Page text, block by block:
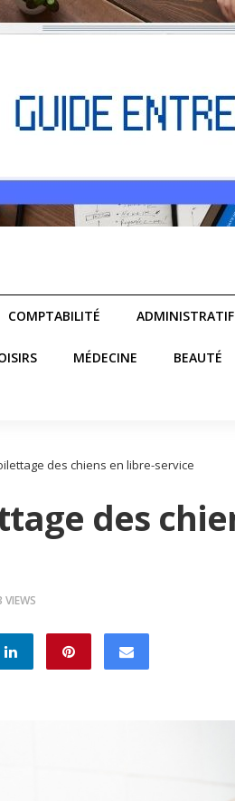
COMPTABILITÉ ADMINISTRATIF
MÉDECINE BEAUTÉ
des chiens en libre-service
des
VIEWS